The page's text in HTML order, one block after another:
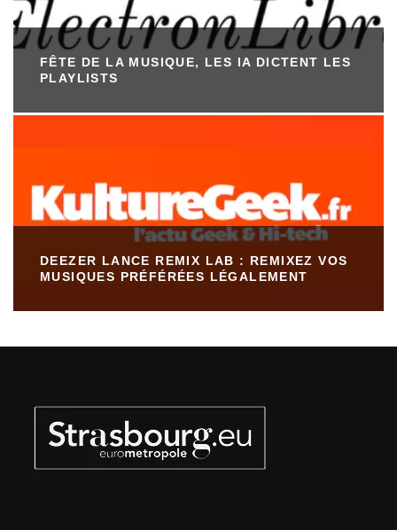
FÊTE DE LA MUSIQUE, LES IA DICTENT LES
PLAYLISTS
DEEZER LANCE REMIX LAB : REMIXEZ VOS
MUSIQUES PRÉFÉRÉES LÉGALEMENT